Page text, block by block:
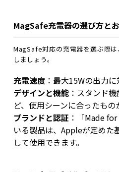
MagSafe充電器の選び方と
MagSafe対応の充電器を選ぶ際
しましょう。
充電速度：最大15Wの出力
デザインと機能：スタンド
ど、使用シーンに合ったもの
ブランドと認証 ：「Made
いる製品は、Appleが定めた
して使用できます。